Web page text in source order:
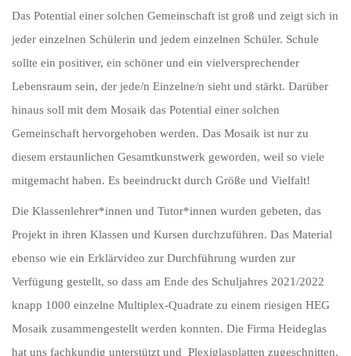
Das Potential einer solchen Gemeinschaft ist groß und zeigt sich in
jeder einzelnen Schülerin und jedem einzelnen Schüler. Schule
sollte ein positiver, ein schöner und ein vielversprechender
Lebensraum sein, der jede/n Einzelne/n sieht und stärkt. Darüber
hinaus soll mit dem Mosaik das Potential einer solchen
Gemeinschaft hervorgehoben werden. Das Mosaik ist nur zu
diesem erstaunlichen Gesamtkunstwerk geworden, weil so viele
mitgemacht haben. Es beeindruckt durch Größe und Vielfalt!
Die Klassenlehrer*innen und Tutor*innen wurden gebeten, das
Projekt in ihren Klassen und Kursen durchzuführen. Das Material
ebenso wie ein Erklärvideo zur Durchführung wurden zur
Verfügung gestellt, so dass am Ende des Schuljahres 2021/2022
knapp 1000 einzelne Multiplex-Quadrate zu einem riesigen HEG
Mosaik zusammengestellt werden konnten. Die Firma Heideglas
hat uns fachkundig unterstützt und Plexiglasplatten zugeschnitten,